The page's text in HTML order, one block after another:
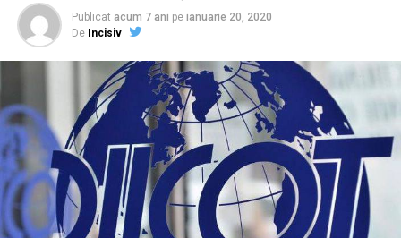
Publicat acum 7 ani pe ianuarie 20, 2020
De Incisiv